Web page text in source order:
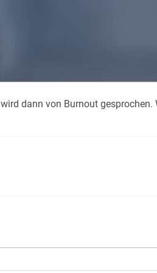
in der Haftpflicht
und Überspannung
dann von Burnout gesprochen.